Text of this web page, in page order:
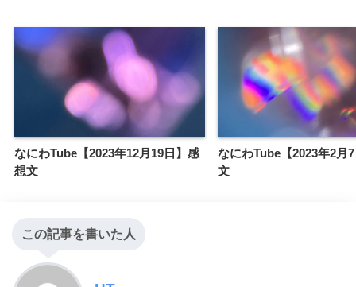
なにわTube【2023年12月19日】感
想文
なにわTube【2023年2月
文
この記事を書いた人